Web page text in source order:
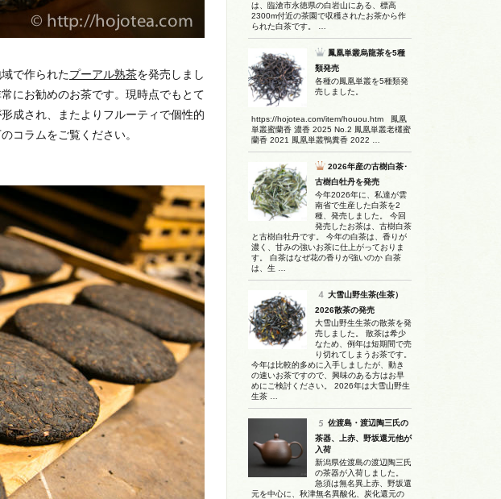
で作られたプーアル熟茶を発売しまし
にお勧めのお茶です。現時点でもとて
成され、またよりフルーティで個性的
コラムをご覧ください。
は、臨滄市永徳県の白岩山にある、標高
2300m付近の茶園で収穫されたお茶から作
られた白茶です。 …
鳳凰単叢烏龍茶を5種
類発売
各種の鳳凰単叢を5種類発
売しました。
https://hojotea.com/item/houou.htm 鳳凰
単叢蜜蘭香 濃香 2025 No.2 鳳凰単叢老欉蜜
蘭香 2021 鳳凰単叢鴨糞香 2022 …
2026年産の古樹白茶･
古樹白牡丹を発売
今年2026年に、私達が雲
南省で生産した白茶を2
種、発売しました。 今回
発売したお茶は、古樹白茶
と古樹白牡丹です。 今年の白茶は、香りが
濃く、甘みの強いお茶に仕上がっておりま
す。 白茶はなぜ花の香りが強いのか 白茶
は、生 …
大雪山野生茶(生茶）
2026散茶の発売
大雪山野生生茶の散茶を発
売しました。 散茶は希少
なため、例年は短期間で売
り切れてしまうお茶です。
今年は比較的多めに入手しましたが、動き
の速いお茶ですので、興味のある方はお早
めにご検討ください。 2026年は大雪山野生
生茶 …
佐渡島・渡辺陶三氏の
茶器、上赤、野坂還元他が
入荷
新潟県佐渡島の渡辺陶三氏
の茶器が入荷しました。
急須は無名異上赤、野坂還
元を中心に、秋津無名異酸化、炭化還元の